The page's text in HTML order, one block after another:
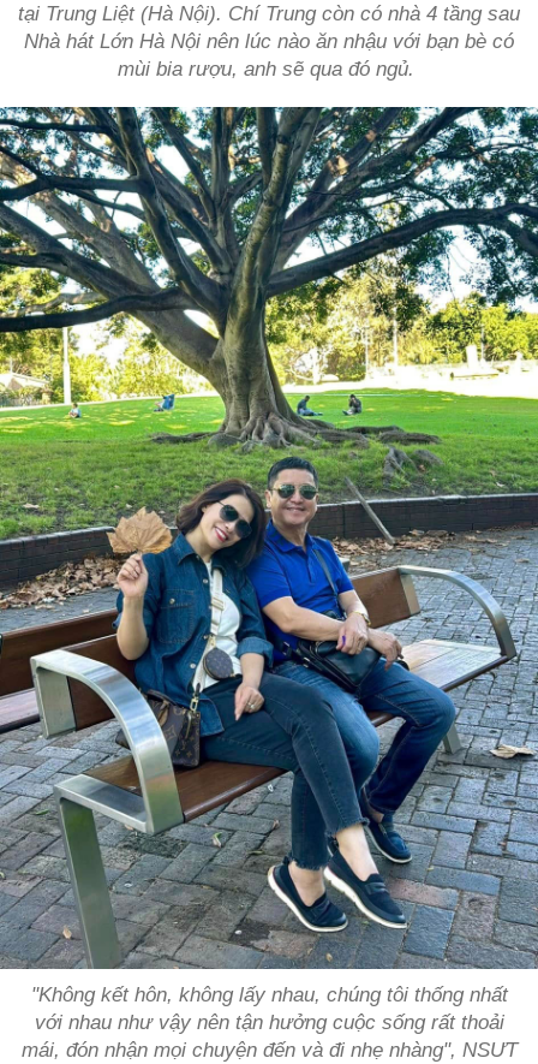
tại Trung Liệt (Hà Nội). Chí Trung còn có nhà 4 tầng sau
Nhà hát Lớn Hà Nội nên lúc nào ăn nhậu với bạn bè có
mùi bia rượu, anh sẽ qua đó ngủ.
"Không kết hôn, không lấy nhau, chúng tôi thống nhất
với nhau như vậy nên tận hưởng cuộc sống rất thoải
mái, đón nhận mọi chuyện đến và đi nhẹ nhàng", NSƯT